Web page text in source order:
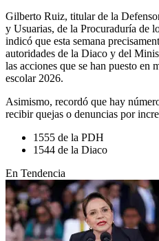
Gilberto Ruiz, titular de la
y Usuarias, de la Procuraduría de
indicó que esta semana
autoridades de la Diaco y del
las acciones que se han puesto en
escolar 2026.
Asimismo, recordó que hay
recibir quejas o denuncias por
1555 de la PDH
1544 de la Diaco
En Tendencia